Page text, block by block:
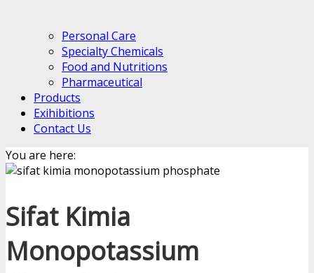
Personal Care
Specialty Chemicals
Food and Nutritions
Pharmaceutical
Products
Exihibitions
Contact Us
You are here:
Sifat Kimia
Monopotassium